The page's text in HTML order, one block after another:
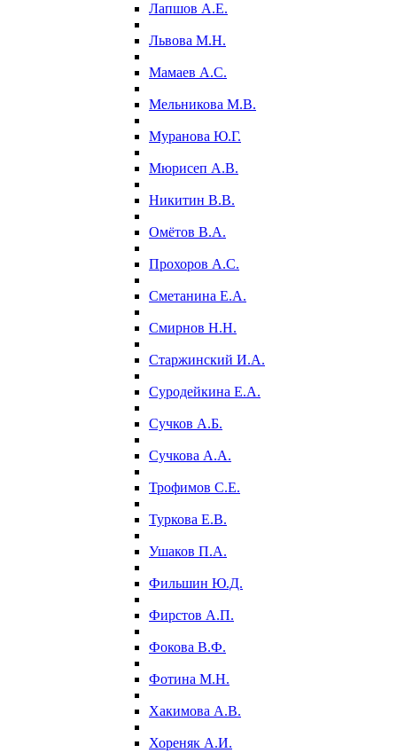
Лапшов А.Е.
Львова М.Н.
Мамаев А.С.
Мельникова М.В.
Муранова Ю.Г.
Мюрисеп А.В.
Никитин В.В.
Омётов В.А.
Прохоров А.С.
Сметанина Е.А.
Смирнов Н.Н.
Старжинский И.А.
Суродейкина Е.А.
Сучков А.Б.
Сучкова А.А.
Трофимов С.Е.
Туркова Е.В.
Ушаков П.А.
Фильшин Ю.Д.
Фирстов А.П.
Фокова В.Ф.
Фотина М.Н.
Хакимова А.В.
Хореняк А.И.